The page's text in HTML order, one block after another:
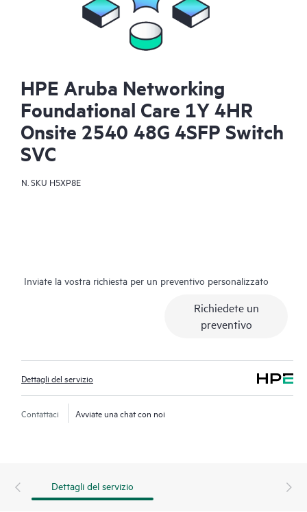
HPE Aruba Networking
Foundational Care 1Y 4HR
Onsite 2540 48G 4SFP Switch
SVC
N. SKU H5XP8E
Inviate la vostra richiesta per un preventivo personalizzato
Richiedete un
preventivo
Dettagli del servizio
Contattaci Avviate una chat con noi
Dettagli del servizio